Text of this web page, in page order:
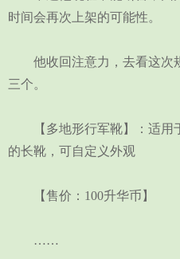
时间会再次上架的可能性。
他收回注意力，去看这次
三个。
【多地形行军靴】：适用
的长靴，可自定义外观
【售价：100升华币】
……